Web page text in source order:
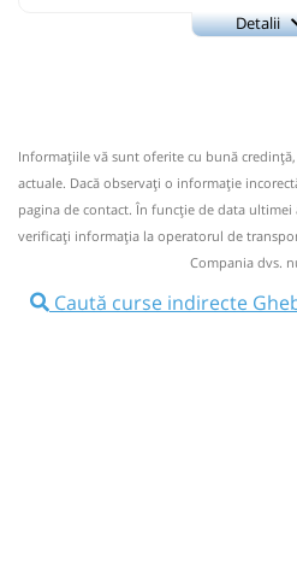
Detalii
Nu a circulat?Semnalați aici
Pune poze din călătoria
08:25 Gheboieni Statie
Microbuz: #
Informaţiile vă sunt oferite cu bună
actuale. Dacă observați o informaţie
pagina de contact. În funcție de data ultimei
verificaţi informaţia la operatorul de
Compania dvs.
Caută curse indirecte